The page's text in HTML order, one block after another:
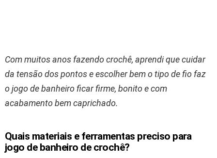
Com muitos anos fazendo crochê, aprendi que cuidar
da tensão dos pontos e escolher bem o tipo de fio faz
o jogo de banheiro ficar firme, bonito e com
acabamento bem caprichado.
Quais materiais e ferramentas preciso para
jogo de banheiro de crochê?